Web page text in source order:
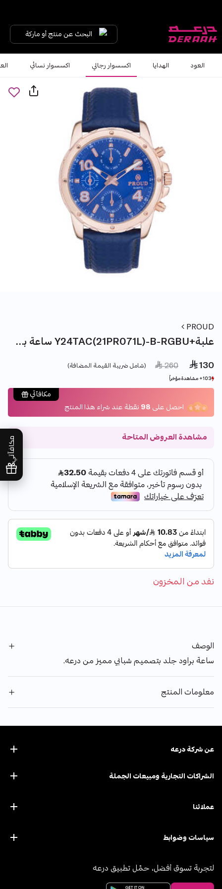
البحث عن منتج أو ماركة
العود الهدايا اكسسوار رجالي اكسسوار نسائي
مكافآتي
PROUD
ساعة براود Y24TAC(21PR071L)-B-RGBU+علبة
 130
Price reduced from
 260
to (شامل ضريبة القيمة المضافة)
103+ مشاهدة مؤخراً
26+ بيع مؤخراً
103+ مشاهدة مؤخراً
26+ بيع مؤخراً
مكافآتي
احصل على 98 نقطة عند شراء هذا المنتج
مشاهدة العروض المتاحة
نفد من المخزون
الوصف
ساعة براود جلد بتصميم شبابي مميز من درعه.
معلومات المنتج
عن ﺷﺮﻛﺔ درﻋﻪ
الشراكات التجارية ومبيعات الجملة
عملائنا
سياسات وضوابط
لتجربة تسوق أفضل، حمّل تطبيق درعه